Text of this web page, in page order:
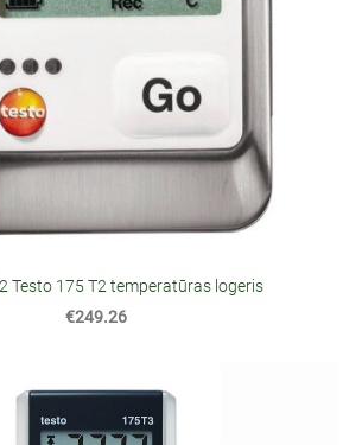
Testo 175 T2 temperatūras logeris
€249.26